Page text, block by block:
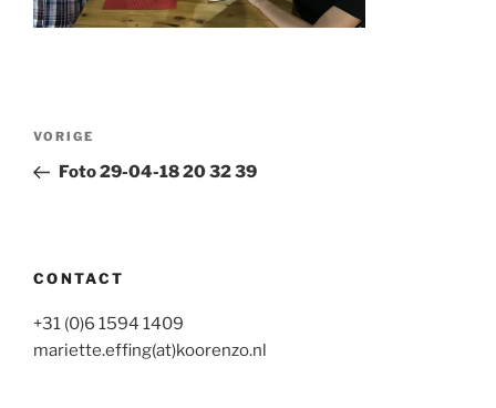
Bericht
Vorig
bericht
VORIGE
Foto 29-04-18 20 32 39
CONTACT
+31 (0)6 1594 1409
mariette.effing(at)koorenzo.nl